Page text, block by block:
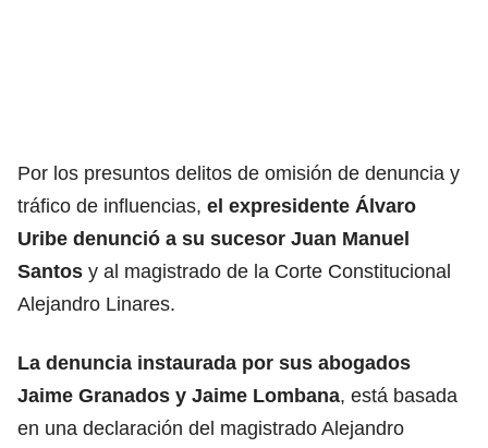
Por los presuntos delitos de omisión de denuncia y
tráfico de influencias, el expresidente Álvaro
Uribe denunció a su sucesor Juan Manuel
Santos y al magistrado de la Corte Constitucional
Alejandro Linares.
La denuncia instaurada por sus abogados
Jaime Granados y Jaime Lombana, está basada
en una declaración del magistrado Alejandro